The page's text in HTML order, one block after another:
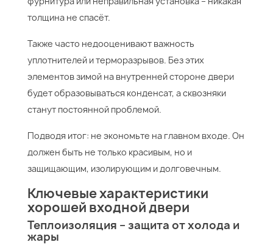
толщина не спасёт.
Также часто недооценивают важность
уплотнителей и терморазрывов. Без этих
элементов зимой на внутренней стороне двери
будет образовываться конденсат, а сквозняки
станут постоянной проблемой.
Подводя итог: не экономьте на главном входе. Он
должен быть не только красивым, но и
защищающим, изолирующим и долговечным.
Ключевые характеристики
хорошей входной двери
Теплоизоляция – защита от холода и
жары